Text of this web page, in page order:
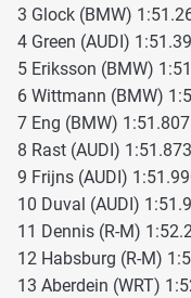
3 Glock (BMW)
4 Green (AUDI)
5 Eriksson (BMW)
6 Wittmann (BMW)
7 Eng (BMW) 1:51.807
8 Rast (AUDI) 1:51.873
9 Frijns (AUDI)
10 Duval (AUDI)
11 Dennis (R-M)
12 Habsburg (R-M)
13 Aberdein (WRT)